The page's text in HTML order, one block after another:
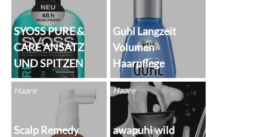
SYOSS PURE &
CARE ANSATZ
UND SPITZEN
Guhl Langzeit
Volumen
Haarpflege
Haare
Scalp Remedy
Haare
awapuhi wild